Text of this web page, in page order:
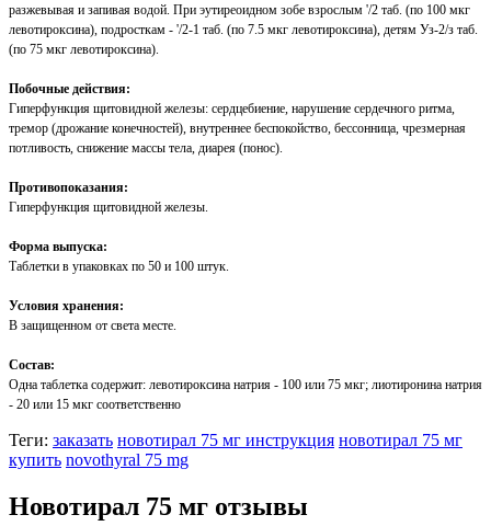
разжевывая и запивая водой. При эутиреоидном зобе взрослым '/2 таб. (по 100 мкг
левотироксина), подросткам - '/2-1 таб. (по 7.5 мкг левотироксина), детям Уз-2/з таб.
(по 75 мкг левотироксина).
Побочные действия:
Гиперфункция щитовидной железы: сердцебиение, нарушение сердечного ритма,
тремор (дрожание конечностей), внутреннее беспокойство, бессонница, чрезмерная
потливость, снижение массы тела, диарея (понос).
Противопоказания:
Гиперфункция щитовидной железы.
Форма выпуска:
Таблетки в упаковках по 50 и 100 штук.
Условия хранения:
В защищенном от света месте.
Состав:
Одна таблетка содержит: левотироксина натрия - 100 или 75 мкг; лиотиронина натрия
- 20 или 15 мкг соответственно
Теги: заказать новотирал 75 мг инструкция новотирал 75 мг
купить novothyral 75 mg
Новотирал 75 мг отзывы